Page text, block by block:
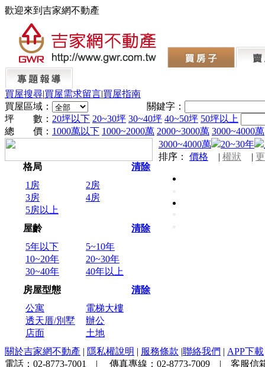
歡迎來到吉家網不動產
買屋搜尋|買屋需求留言|買屋指南
買屋區域：
關鍵字：
坪 數： 20坪以下 20~30坪 30~40坪 40~50坪 50坪以上
總 價： 1000萬以下 1000~2000萬 2000~3000萬 3000~4000萬
格局
清除
1房
2房
3房
4房
5房以上
屋齡
清除
5年以下
5~10年
10~20年
20~30年
30~40年
40年以上
房屋型態
清除
公寓
電梯大樓
透天厝/別墅
辦公
店面
土地
3000~4000萬 20~30年
排序： 價格 | 權狀 |
關於吉家網不動產 | 隱私權說明 | 服務條款 |聯絡我們 | APP下載
電話： 02-8773-7001 | 傳真專線： 02-8773-7009 | 客服信